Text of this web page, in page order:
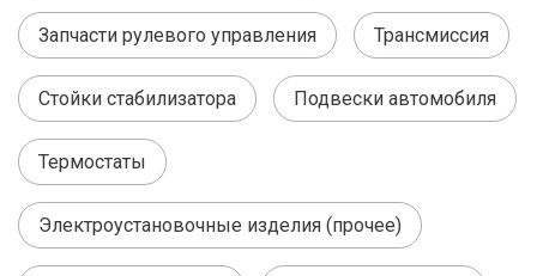
Запчасти рулевого управления Трансмиссия
Стойки стабилизатора Подвески автомобиля
Термостаты
Электроустановочные изделия (прочее)